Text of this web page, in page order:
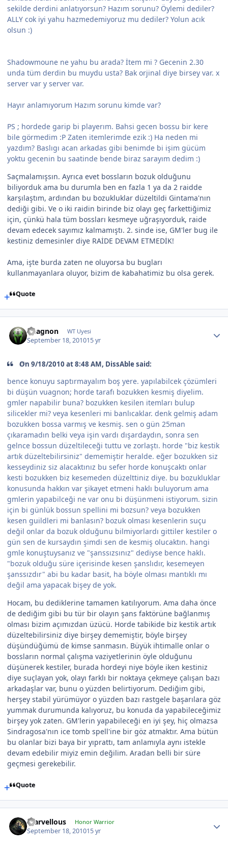
sekilde derdini anlatıyorsun? Hazım sorunu? Öylemi dediler?
ALLY cok iyi yahu hazmedemiyoruz mu dediler? Yolun acık
olsun :)
Shadowmoune ne yahu bu arada? İtem mi ? Gecenin 2.30
unda tüm derdin bu muydu usta? Bak orjinal diye birsey var. x
server var y server var.
Hayır anlamıyorum Hazım sorunu kimde var?
PS ; hordede garip bi playerım. Bahsi gecen bossu bir kere
bile görmedim :P Zaten itemlerimde ezik :) Ha neden mi
yazdım? Baslıgı acan arkadas gibi benimde bi işim gücüm
yoktu gecenin bu saatinde bende biraz sarayım dedim :)
Saçmalamışsın. Ayrıca evet bossların bozuk olduğunu
biliyorduk ama bu durumla ben en fazla 1 ya da 2 raidde
karşılaştım, ardından bu bozukluklar düzeltildi Gintama'nın
dediği gibi. Ve o iki raidin birinde biz olayı geç farkettiğimiz
için, çünkü hala tüm bossları kesmeye uğraşıyorduk, raide
devam edecek sayımız kalmamıştı. 2. sinde ise, GM'ler bug ile
kestiniz demesinler diye RAİDE DEVAM ETMEDİK!
Ama, işte burda zaten ne oluyorsa bu bugları
kullanmayanlara oluyor, bizim de kabahatimiz bu olsa gerek.
Quote
Vuagnon WT Uyesi
September 18, 201015 yr
On 9/18/2010 at 8:48 AM, DissAble said:
bence konuyu saptırmayalım boş yere. yapılabilcek çözümleri
bi düşün vuagnon; horde tarafı bozukken kesmiş diyelim.
gmler napabilir buna? bozukken kesilen itemları bulup
silicekler mi? veya kesenleri mi banlıcaklar. denk gelmiş adam
bozukken bossa varmış ve kesmiş. sen o gün 25man
çıkaramadın belki veya işin vardı dışardaydın, sonra sen
gelnce bossun düzeltileceği tuttu ve zorlaştı. horde "biz kestik
artık düzeltebilirsiniz" dememiştir heralde. eğer bozukken siz
kesseydiniz siz alacaktınız bu sefer horde konuşcaktı onlar
kesti bozukken biz kesemeden düzelttiniz diye. bu bozukluklar
konusunda hakkın var şikayet etmeni haklı buluyorum ama
gmlerin yapabilceği ne var onu bi düşünmeni istiyorum. sizin
için bi günlük bossun spellini mi bozsun? veya bozukken
kesen guildleri mi banlasın? bozuk olması kesenlerin suçu
değil onlar da bozuk olduğunu bilmiyorlardı gittiler kestiler o
gün sen de kursaydın şimdi sen de kesmiş olucaktın. hangi
gmle konuştuysanız ve "şanssızsınız" dediyse bence haklı.
"bozuk olduğu süre içerisinde kesen şanslıdır, kesemeyen
şanssızdır" abi bu kadar basit, ha böyle olması mantıklı mı
değil ama yapacak bişey de yok.
Hocam, bu dediklerine tamamen katılıyorum. Ama daha önce
de dediğim gibi bu tür bir olayın şans faktörüne bağlanmış
olması bizim açımızdan üzücü. Horde tabikide biz kestik artık
düzeltebilirsiniz diye birşey dememiştir, böyle birşey
düşündüğümü de kimse sanmasın. Büyük ihtimalle onlar o
bossların normal çalışma vaziyetlerinin öyle olduğunu
düşünerek kestiler, burada hordeyi niye böyle iken kestiniz
diye suçlayan yok, olayı farklı bir noktaya çekmeye çalışan bazı
arkadaşlar var, bunu o yüzden belirtiyorum. Dediğim gibi,
herşey stabil yürümüyor o yüzden bazı rastgele başarılara göz
yummak durumunda kalıyoruz, bu konuda da yapabileceğimiz
birşey yok zaten. GM'lerin yapabileceği en iyi şey, hiç olmazsa
Sindragosa'nın ice tomb spell'ine bir göz atmaktır. Ama bütün
bu olanlar bizi baya bir yıprattı, tam anlamıyla aynı istekle
devam edebilir miyiz emin değilim. Aradan belli bir süre
geçmesi gerekebilir.
Quote
marvellous Honor Warrior
September 18, 201015 yr